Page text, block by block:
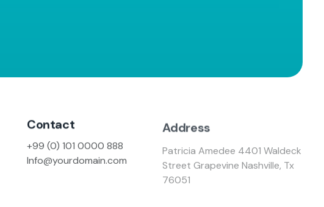
Contact
+99 (0) 101 0000 888
Info@yourdomain.com
Address
Patricia Amedee 4401 Waldeck
Street Grapevine Nashville, Tx
76051